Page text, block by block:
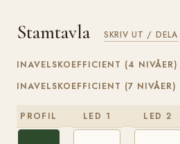
Stamtavla SKRIV UT / DELA
INAVELSKOEFFICIENT (4 NIVÅER)
INAVELSKOEFFICIENT (7 NIVÅER)
PROFIL LED 1 LED 2